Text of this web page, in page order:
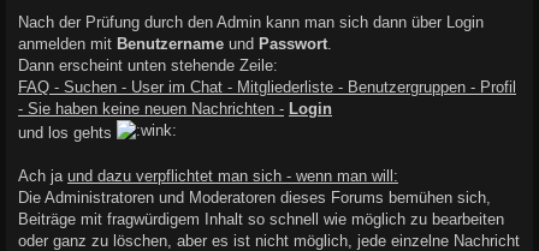
Nach der Prüfung durch den Admin kann man sich dann über Login
anmelden mit Benutzername und Passwort
Dann erscheint unten stehende Zeile:
FAQ - Suchen - User im Chat - Mitgliederliste - Benutzergruppen - Profil
- Sie haben keine neuen Nachrichten - Login
und los gehts
Ach ja und dazu verpflichtet man sich - wenn man will:
Die Administratoren und Moderatoren dieses Forums bemühen sich,
Beiträge mit fragwürdigem Inhalt so schnell wie möglich zu bearbeiten
oder ganz zu löschen, aber es ist nicht möglich, jede einzelne Nachricht